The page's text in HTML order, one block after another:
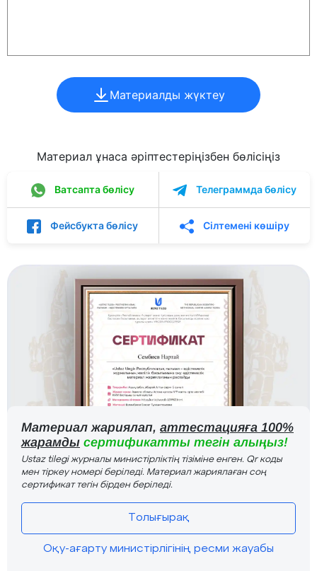
Материалды жүктеу
Материал ұнаса әріптестеріңізбен бөлісіңіз
Ватсапта бөлісу Телеграммда бөлісу
Фейсбукта бөлісу Сілтемені көшіру
Материал жариялап, аттестацияға 100%
жарамды сертификатты тегін алыңыз!
Ustaz tilegi журналы министірліктің тізіміне енген. Qr коды
мен тіркеу номері беріледі. Материал жариялаған соң
сертификат тегін бірден беріледі.
Толығырақ
Оқу-ағарту министірлігінің ресми жауабы